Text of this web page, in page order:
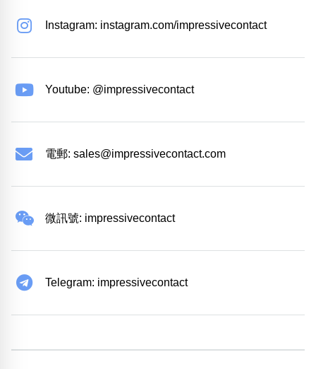
Instagram: instagram.com/impressivecontact
Youtube: @impressivecontact
電郵: sales@impressivecontact.com
微訊號: impressivecontact
Telegram: impressivecontact